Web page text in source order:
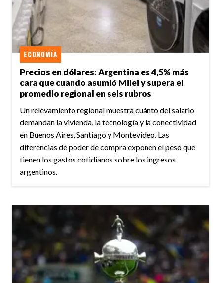
Precios en dólares: Argentina es 4,5% más
cara que cuando asumió Milei y supera el
promedio regional en seis rubros
ECONOMÍA
Un relevamiento regional muestra cuánto del salario
demandan la vivienda, la tecnología y la conectividad
en Buenos Aires, Santiago y Montevideo. Las
diferencias de poder de compra exponen el peso que
tienen los gastos cotidianos sobre los ingresos
argentinos.